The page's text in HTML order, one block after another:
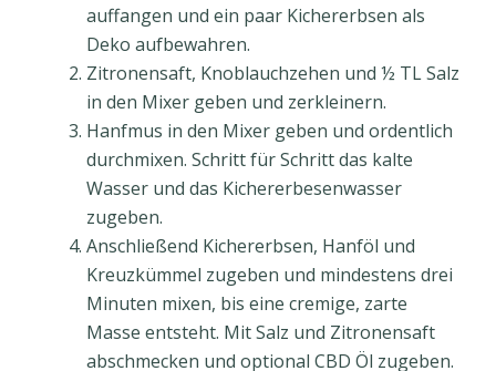
auffangen und ein paar Kichererbsen als
Deko aufbewahren.
Zitronensaft, Knoblauchzehen und ½ TL Salz
in den Mixer geben und zerkleinern.
Hanfmus in den Mixer geben und ordentlich
durchmixen. Schritt für Schritt das kalte
Wasser und das Kichererbesenwasser
zugeben.
Anschließend Kichererbsen, Hanföl und
Kreuzkümmel zugeben und mindestens drei
Minuten mixen, bis eine cremige, zarte
Masse entsteht. Mit Salz und Zitronensaft
abschmecken und optional CBD Öl zugeben.